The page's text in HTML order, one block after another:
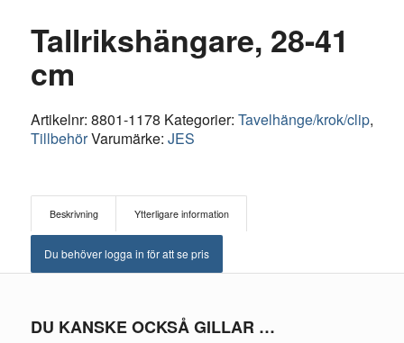
Tallrikshängare, 28-41
cm
Artikelnr: 8801-1178 Kategorier: Tavelhänge/krok/clip,
TillbehörVarumärke: JES
Beskrivning Ytterligare information
Du behöver logga in för att se pris
DU KANSKE OCKSÅ GILLAR …